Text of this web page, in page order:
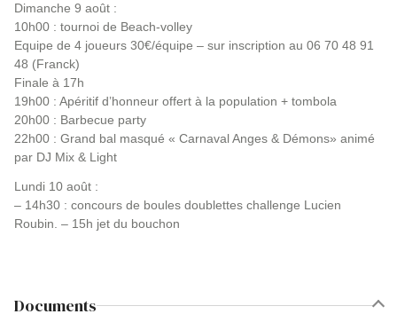
Dimanche 9 août :
10h00 : tournoi de Beach-volley
Equipe de 4 joueurs 30€/équipe – sur inscription au 06 70 48 91
48 (Franck)
Finale à 17h
19h00 : Apéritif d’honneur offert à la population + tombola
20h00 : Barbecue party
22h00 : Grand bal masqué « Carnaval Anges & Démons» animé
par DJ Mix & Light
Lundi 10 août :
– 14h30 : concours de boules doublettes challenge Lucien
Roubin. – 15h jet du bouchon
Documents